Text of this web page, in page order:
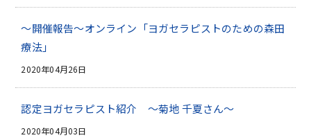
～開催報告～オンライン「ヨガセラピストのための森田
療法」
2020年04月26日
認定ヨガセラピスト紹介 ～菊地 千夏さん～
2020年04月03日